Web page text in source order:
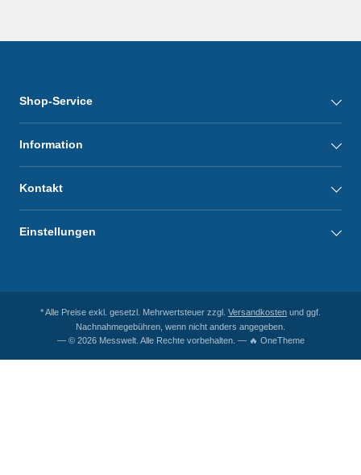
Shop-Service
Information
Kontakt
Einstellungen
* Alle Preise exkl. gesetzl. Mehrwertsteuer zzgl. Versandkosten und ggf.
Nachnahmegebühren, wenn nicht anders angegeben.
— © 2026 Messwelt. Alle Rechte vorbehalten. — 🔥 OneTheme